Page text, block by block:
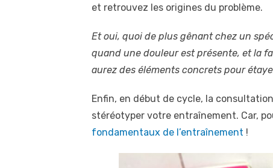
et retrouvez les origines du problème.
Et oui, quoi de plus gênant chez un
quand une douleur est présente, et la
aurez des éléments concrets pour
Enfin, en début de cycle, la
stéréotyper votre entraînement. Car,
fondamentaux de l’entraînement !